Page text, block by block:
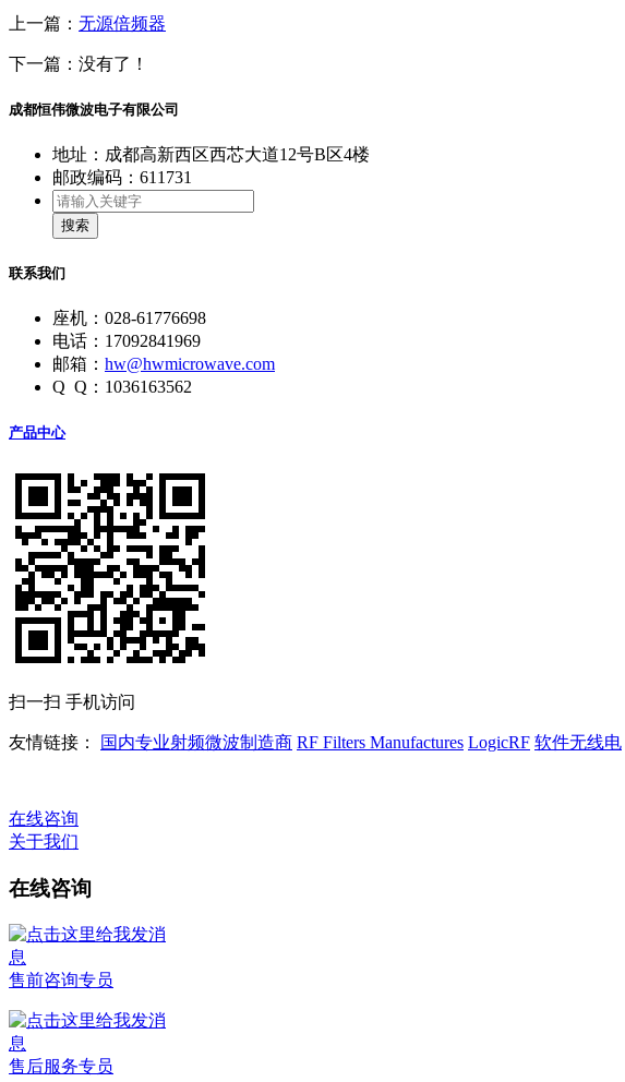
上一篇： 无源倍频器
下一篇：没有了！
成都恒伟微波电子有限公司
地址：成都高新西区西芯大道12号B区4楼
邮政编码：611731
搜索
联系我们
座机：028-61776698
电话：17092841969
邮箱： hw@hwmicrowave.com
Q Q：1036163562
产品中心
扫一扫 手机访问
友情链接： 国内专业射频微波制造商 RF Filters Manufactures LogicRF 软件无线电
在线咨询
关于我们
在线咨询
售前咨询专员
售后服务专员